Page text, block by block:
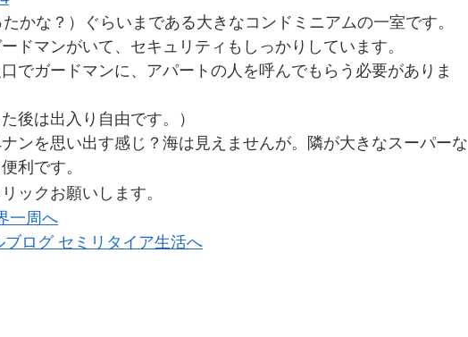
かな？）ぐらいまである大きなコンドミニアムの一室です。
ドマンがいて、セキュリティもしっかりしています。
口でガードマンに、アパートの人を呼んでもらう必要がありま
後は出入り自由です。）
ンを思い出す感じ？海は見えませんが。隣が大きなスーパーな
利です。
ックお願いします。